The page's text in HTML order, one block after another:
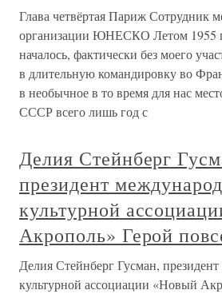
Глава четвёртая Париж Сотрудник
организации ЮНЕСКО Летом 1955
началось, фактически без моего
в длительную командировку во
в необычное в то время для нас
СССР всего лишь год с
Делия Стейнберг
президент
культурной
Акрополь» Герой
Делия Стейнберг Гусман,
культурной ассоциации «Новый